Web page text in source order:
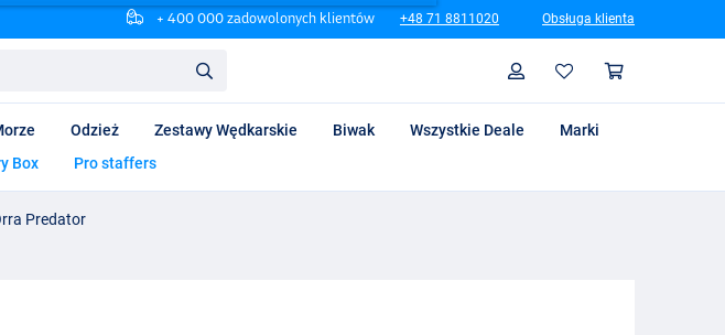
+ 400 000 zadowolonych klientów +48 71 8811020 Obsługa klienta
Profil
Odzież Zestawy Wędkarskie Biwak Wszystkie Deale
Marki
Box Pro staffers
Predator